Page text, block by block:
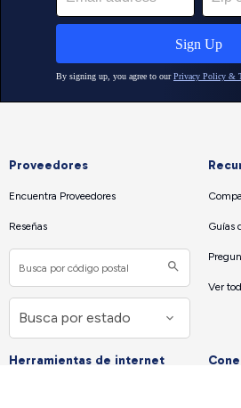
Proveedores
Encuentra Proveedores
Reseñas Guías
Ver
Herramientas de internet